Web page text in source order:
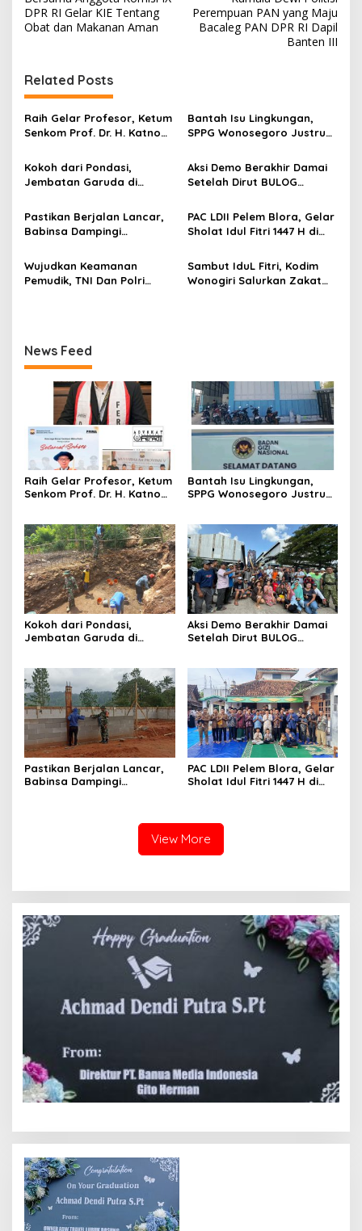
v
i
a
s
i
o
DPR RI Gelar KIE Tentang
Obat dan Makanan Aman
Perempuan PAN yang Maju
Bacaleg PAN DPR RI Dapil
Banten III
Related Posts
Raih Gelar Profesor, Ketum
Senkom Prof. Dr. H. Katno
Ilmiah tentang Paradigma
Baru Pariwisata dan
Bantah Isu Lingkungan,
SPPG Wonosegoro Justru
Boyolali
Kokoh dari Pondasi,
Jembatan Garuda di
Ayam Disiapkan Tahan
Beban Maksimal
Aksi Demo Berakhir Damai
Setelah Dirut BULOG
Menyerap Tebu Petani
Blora melalui PT GMM
Pastikan Berjalan Lancar,
Babinsa Dampingi
PAC LDII Pelem Blora, Gelar
Sholat Idul Fitri 1447 H di
Mindi
Wujudkan Keamanan
Pemudik, TNI Dan Polri
Sambut IduL Fitri, Kodim
Wonogiri Salurkan Zakat
News Feed
Raih Gelar Profesor, Ketum
Senkom Prof. Dr. H. Katno
Baru Pariwisata dan
Ketahanan Ekonomi
Bantah Isu Lingkungan,
SPPG Wonosegoro Justru
Kokoh dari Pondasi,
Jembatan Garuda di
Beban Maksimal
Aksi Demo Berakhir Damai
Setelah Dirut BULOG
Blora melalui PT GMM
Sesuai Harga Pemerintah
Pastikan Berjalan Lancar,
Babinsa Dampingi
PAC LDII Pelem Blora, Gelar
Sholat Idul Fitri 1447 H di
View More